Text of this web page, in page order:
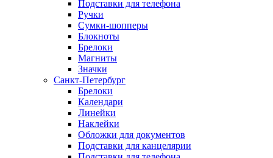
Подставки для телефона
Ручки
Сумки-шопперы
Блокноты
Брелоки
Магниты
Значки
Санкт-Петербург
Брелоки
Календари
Линейки
Наклейки
Обложки для документов
Подставки для канцелярии